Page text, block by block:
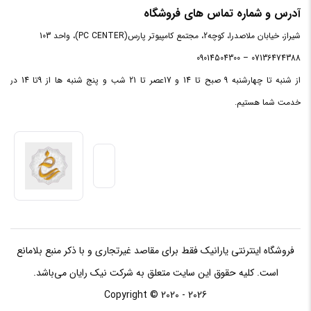
نوع
پردازنده
64 بیتی
پایه
توان
مصرفی
65 وات
آدرس و شماره تماس های فروشگاه
شیراز، خیابان ملاصدرا، کوچه2، مجتمع کامپیوتر پارس(PC CENTER)، واحد 103
07136474388 – 09014504300
از شنبه تا چهارشنبه 9 صبح تا 14 و 17عصر تا 21 شب و پنج شنبه ها از 9تا 14 در
خدمت شما هستیم.
فروشگاه اینترنتی یارانیک فقط برای مقاصد غیرتجاری و با ذکر منبع بلامانع
است. کلیه حقوق این سایت متعلق به شرکت نیک رایان می‌باشد.
Copyright © 2020 - 2026